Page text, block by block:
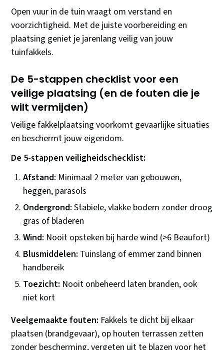
Open vuur in de tuin vraagt om verstand en
voorzichtigheid. Met de juiste voorbereiding en
plaatsing geniet je jarenlang veilig van jouw
tuinfakkels.
De 5-stappen checklist voor een
veilige plaatsing (en de fouten die je
wilt vermijden)
Veilige fakkelplaatsing voorkomt gevaarlijke situaties
en beschermt jouw eigendom.
De 5-stappen veiligheidschecklist:
Afstand: Minimaal 2 meter van gebouwen,
heggen, parasols
Ondergrond: Stabiele, vlakke bodem zonder droog
gras of bladeren
Wind: Nooit opsteken bij harde wind (>6 Beaufort)
Blusmiddelen: Tuinslang of emmer zand binnen
handbereik
Toezicht: Nooit onbeheerd laten branden, ook
niet kort
Veelgemaakte fouten: Fakkels te dicht bij elkaar
plaatsen (brandgevaar), op houten terrassen zetten
zonder bescherming, vergeten uit te blazen voor het